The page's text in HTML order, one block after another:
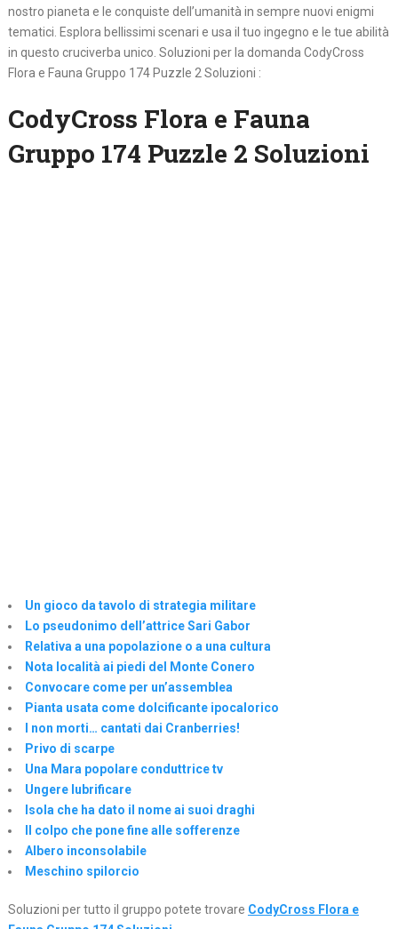
nostro pianeta e le conquiste dell’umanità in sempre nuovi enigmi
tematici. Esplora bellissimi scenari e usa il tuo ingegno e le tue abilità
in questo cruciverba unico. Soluzioni per la domanda CodyCross
Flora e Fauna Gruppo 174 Puzzle 2 Soluzioni :
CodyCross Flora e Fauna
Gruppo 174 Puzzle 2 Soluzioni
Un gioco da tavolo di strategia militare
Lo pseudonimo dell’attrice Sari Gabor
Relativa a una popolazione o a una cultura
Nota località ai piedi del Monte Conero
Convocare come per un’assemblea
Pianta usata come dolcificante ipocalorico
I non morti… cantati dai Cranberries!
Privo di scarpe
Una Mara popolare conduttrice tv
Ungere lubrificare
Isola che ha dato il nome ai suoi draghi
Il colpo che pone fine alle sofferenze
Albero inconsolabile
Meschino spilorcio
Soluzioni per tutto il gruppo potete trovare CodyCross Flora e